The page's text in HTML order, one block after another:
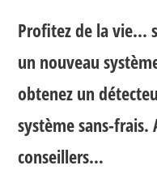
Profitez de la vie...
un nouveau
obtenez un
système sans-frais.
conseillers…